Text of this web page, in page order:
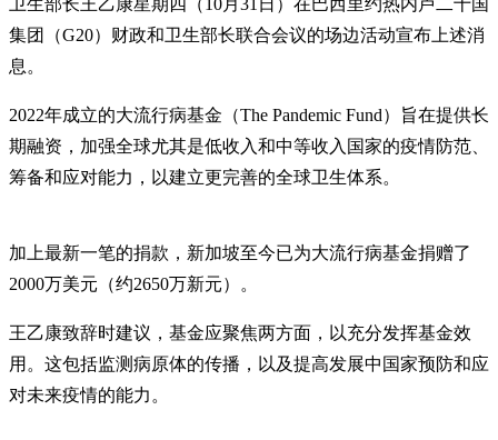
集团（G20）财政和卫生部长联合会议的场边活动宣布上述消
息。
2022年成立的大流行病基金（The Pandemic Fund）旨在提供长
期融资，加强全球尤其是低收入和中等收入国家的疫情防范、
筹备和应对能力，以建立更完善的全球卫生体系。
加上最新一笔的捐款，新加坡至今已为大流行病基金捐赠了
2000万美元（约2650万新元）。
王乙康致辞时建议，基金应聚焦两方面，以充分发挥基金效
用。这包括监测病原体的传播，以及提高发展中国家预防和应
对未来疫情的能力。